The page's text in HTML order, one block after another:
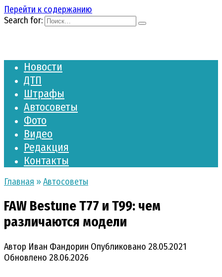
Перейти к содержанию
Search for:
Новости
ДТП
Штрафы
Автосоветы
Фото
Видео
Редакция
Контакты
Главная » Автосоветы
FAW Bestune T77 и T99: чем
различаются модели
Автор Иван Фандорин Опубликовано 28.05.2021
Обновлено 28.06.2026